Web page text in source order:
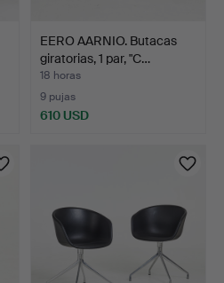
EERO AARNIO. Butacas
giratorias, 1 par, "C…
18 horas
9 pujas
610 USD